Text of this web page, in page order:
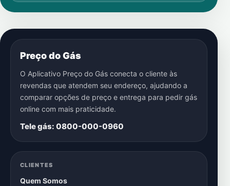
Preço do Gás
O Aplicativo Preço do Gás conecta o cliente às
revendas que atendem seu endereço, ajudando a
comparar opções de preço e entrega para pedir gás
online com mais praticidade.
Tele gás: 0800-000-0960
CLIENTES
Quem Somos